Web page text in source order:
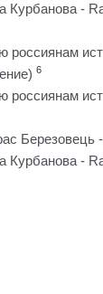
Курбанова -
6
Березовець
Курбанова -